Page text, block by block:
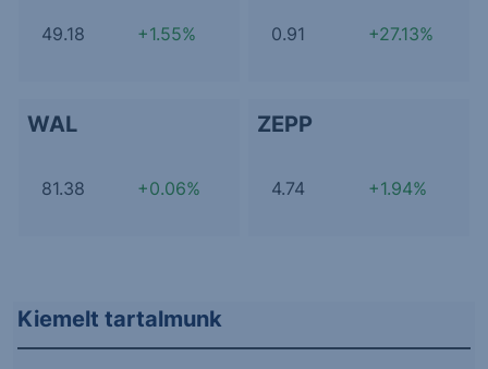
49.18 +1.55% 0.91 +27.13%
WAL
81.38 +0.06%
ZEPP
4.74 +1.94%
Kiemelt tartalmunk